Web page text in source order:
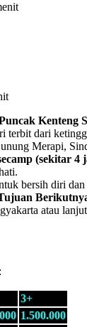
Kenteng
terbit dari
Merapi,
(sekitar 4
bersih diri
atau
3+
1.500.000